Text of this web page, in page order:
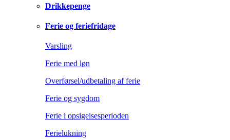
Drikkepenge
Ferie og feriefridage
Varsling
Ferie med løn
Overførsel/udbetaling af ferie
Ferie og sygdom
Ferie i opsigelsesperioden
Ferielukning